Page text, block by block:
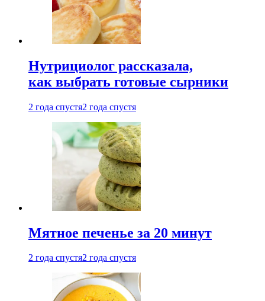
Нутрициолог рассказала,
как выбрать готовые сырники
2 года спустя2 года спустя
Мятное печенье за 20 минут
2 года спустя2 года спустя